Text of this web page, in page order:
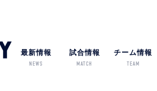
最新情報
NEWS
試合情報
MATCH
チーム情報
TEAM